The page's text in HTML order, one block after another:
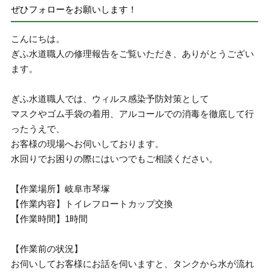
ぜひフォローをお願いします！
こんにちは。
ぎふ水道職人の修理報告をご覧いただき、ありがとうござい
ます。
ぎふ水道職人では、ウィルス感染予防対策として
マスクやゴム手袋の着用、アルコールでの消毒を徹底して行
ったうえで、
お客様の現場へお伺いしております。
水回りでお困りの際にはいつでもご相談ください。
【作業場所】岐阜市琴塚
【作業内容】トイレフロートカップ交換
【作業時間】1時間
【作業前の状況】
お伺いしてお客様にお話を伺いますと、タンクから水が流れ